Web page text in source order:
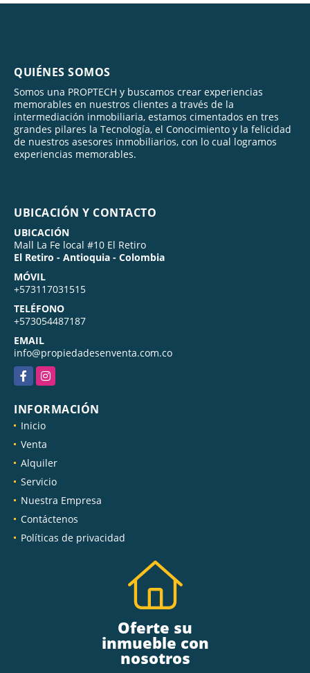
QUIÉNES SOMOS
Somos una PROPTECH y buscamos crear experiencias
memorables en nuestros clientes a través de la
intermediación inmobiliaria, estamos cimentados en tres
grandes pilares la Tecnología, el Conocimiento y la felicidad
de nuestros asesores inmobiliarios, con lo cual logramos
experiencias memorables.
UBICACIÓN Y CONTACTO
UBICACIÓN
Mall La Fe local #10 El Retiro
El Retiro - Antioquia - Colombia
MÓVIL
+573117031515
TELÉFONO
+573054487187
EMAIL
info@propiedadesenventa.com.co
FacebookInstagram
INFORMACIÓN
Inicio
Venta
Alquiler
Servicio
Nuestra Empresa
Contáctenos
Políticas de privacidad
Oferte su
inmueble con
nosotros